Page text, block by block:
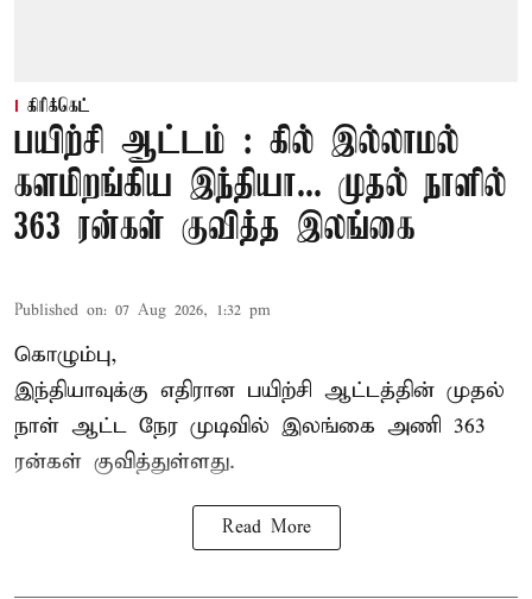
கிரிக்கெட்
பயிற்சி ஆட்டம் : கில் இல்லாமல்
களமிறங்கிய இந்தியா... முதல் நாளில்
363 ரன்கள் குவித்த இலங்கை
Published on: 07 Aug 2026, 1:32 pm
கொழும்பு,
இந்தியாவுக்கு எதிரான பயிற்சி ஆட்டத்தின் முதல்
நாள் ஆட்ட நேர முடிவில் இலங்கை அணி 363
ரன்கள் குவித்துள்ளது.
Read More